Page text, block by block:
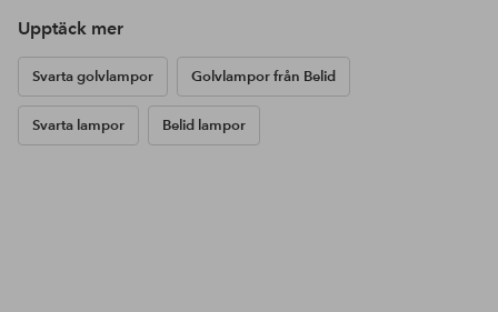
Upptäck mer
Svarta golvlampor Golvlampor från Belid
Svarta lampor Belid lampor